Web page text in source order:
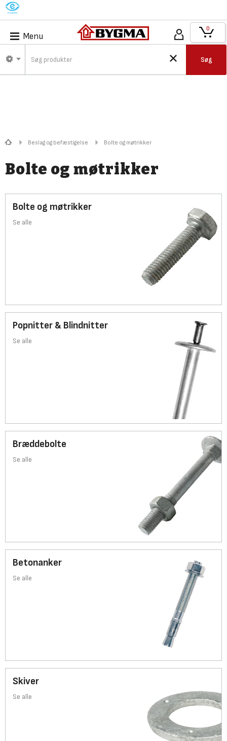
M
Menu
Søg
0
Beslag og befæstigelse Bolte og møtrikker
Bolte og møtrikker
Bolte og møtrikker
Se alle
Popnitter & Blindnitter
Se alle
Bræddebolte
Se alle
Betonanker
Se alle
Skiver
Se alle